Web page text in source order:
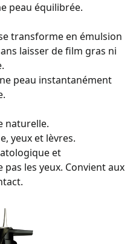
peau équilibrée.
transforme en émulsion
laisser de film gras ni
peau instantanément
naturelle.
yeux et lèvres.
et
les yeux. Convient aux